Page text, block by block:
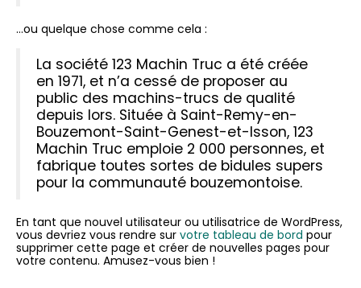
…ou quelque chose comme cela :
La société 123 Machin Truc a été créée
en 1971, et n’a cessé de proposer au
public des machins-trucs de qualité
depuis lors. Située à Saint-Remy-en-
Bouzemont-Saint-Genest-et-Isson, 123
Machin Truc emploie 2 000 personnes, et
fabrique toutes sortes de bidules supers
pour la communauté bouzemontoise.
En tant que nouvel utilisateur ou utilisatrice de WordPress,
vous devriez vous rendre sur votre tableau de bord pour
supprimer cette page et créer de nouvelles pages pour
votre contenu. Amusez-vous bien !